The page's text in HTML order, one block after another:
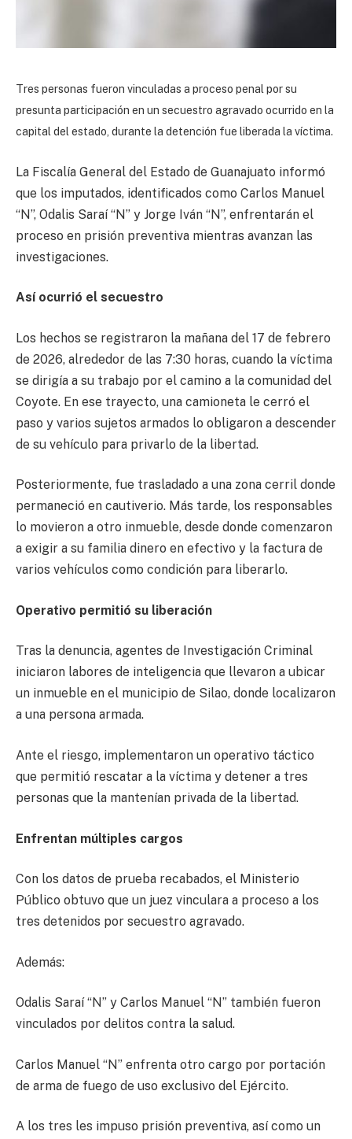
Tres personas fueron vinculadas a proceso penal por su
presunta participación en un secuestro agravado ocurrido en la
capital del estado, durante la detención fue liberada la víctima.
La Fiscalía General del Estado de Guanajuato informó
que los imputados, identificados como Carlos Manuel
“N”, Odalis Saraí “N” y Jorge Iván “N”, enfrentarán el
proceso en prisión preventiva mientras avanzan las
investigaciones.
Así ocurrió el secuestro
Los hechos se registraron la mañana del 17 de febrero
de 2026, alrededor de las 7:30 horas, cuando la víctima
se dirigía a su trabajo por el camino a la comunidad del
Coyote. En ese trayecto, una camioneta le cerró el
paso y varios sujetos armados lo obligaron a descender
de su vehículo para privarlo de la libertad.
Posteriormente, fue trasladado a una zona cerril donde
permaneció en cautiverio. Más tarde, los responsables
lo movieron a otro inmueble, desde donde comenzaron
a exigir a su familia dinero en efectivo y la factura de
varios vehículos como condición para liberarlo.
Operativo permitió su liberación
Tras la denuncia, agentes de Investigación Criminal
iniciaron labores de inteligencia que llevaron a ubicar
un inmueble en el municipio de Silao, donde localizaron
a una persona armada.
Ante el riesgo, implementaron un operativo táctico
que permitió rescatar a la víctima y detener a tres
personas que la mantenían privada de la libertad.
Enfrentan múltiples cargos
Con los datos de prueba recabados, el Ministerio
Público obtuvo que un juez vinculara a proceso a los
tres detenidos por secuestro agravado.
Además:
Odalis Saraí “N” y Carlos Manuel “N” también fueron
vinculados por delitos contra la salud.
Carlos Manuel “N” enfrenta otro cargo por portación
de arma de fuego de uso exclusivo del Ejército.
A los tres les impuso prisión preventiva, así como un